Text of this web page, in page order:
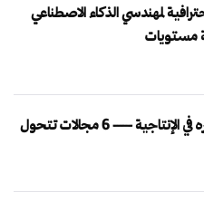
لمهندسي الذكاء الاصطناعي
مستويات
— 6 مجالات تتحول